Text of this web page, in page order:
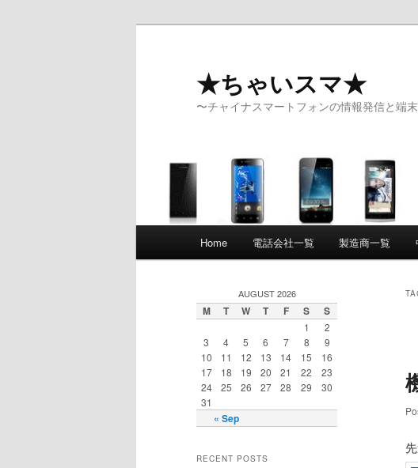
★ちゃいスマ★
〜チャイナスマートフォンの情報発信と端
Skip to primary content
Skip to secondary content
Home 電話会社一覧 製造商一覧
AUGUST 2026
M T W T F S S
« Sep
1
2
3
4 5 6 7 8
9
10
11 12 13 14 15
16
17
18 19 20 21 22
23
24
25 26 27 28 29
30
31
RECENT POSTS